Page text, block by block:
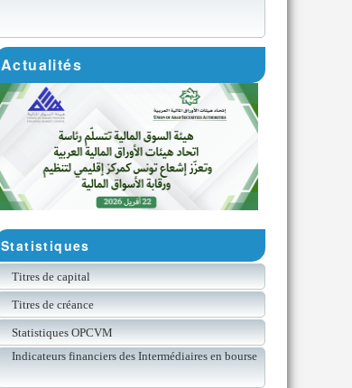
Actualités
Statistiques
Titres de capital
Titres de créance
Statistiques OPCVM
Indicateurs financiers des Intermédiaires en bourse